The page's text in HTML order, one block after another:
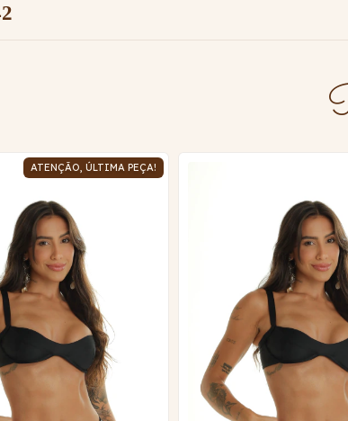
ATENÇÃO, ÚLTIMA PEÇA!